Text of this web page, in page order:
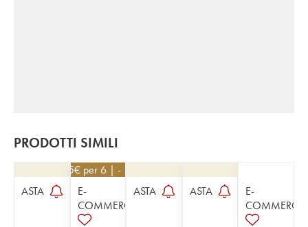
PRODOTTI SIMILI
ASTA
9,45€ per 6 | - 10%
E-
COMMERCE
ASTA ASTA
E-
COMMERCE